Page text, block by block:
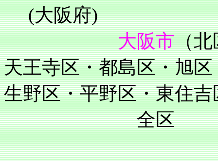
(大阪府)
大阪市（北
天王寺区・都島区・旭
生野区・平野区・東住吉
全区
住吉区・阿